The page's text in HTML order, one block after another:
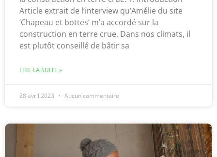
Article extrait de l’interview qu’Amélie du site
‘Chapeau et bottes’ m’a accordé sur la
construction en terre crue. Dans nos climats, il
est plutôt conseillé de bâtir sa
LIRE LA SUITE »
28 avril 2023 Aucun commentaire